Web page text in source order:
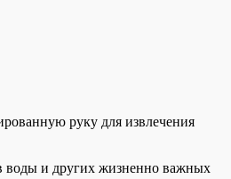
руку для извлечения
воды и других жизненно важных